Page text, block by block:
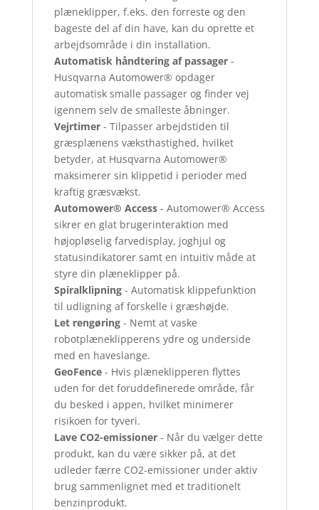
plæneklipper, f.eks. den forreste og den
bageste del af din have, kan du oprette et
arbejdsområde i din installation.
Automatisk håndtering af passager-
Husqvarna Automower® opdager
automatisk smalle passager og finder vej
igennem selv de smalleste åbninger.
Vejrtimer- Tilpasser arbejdstiden til
græsplænens væksthastighed, hvilket
betyder, at Husqvarna Automower®
maksimerer sin klippetid i perioder med
kraftig græsvækst.
Automower® Access- Automower® Access
sikrer en glat brugerinteraktion med
højopløselig farvedisplay, joghjul og
statusindikatorer samt en intuitiv måde at
styre din plæneklipper på.
Spiralklipning- Automatisk klippefunktion
til udligning af forskelle i græshøjde.
Let rengøring- Nemt at vaske
robotplæneklipperens ydre og underside
med en haveslange.
GeoFence- Hvis plæneklipperen flyttes
uden for det foruddefinerede område, får
du besked i appen, hvilket minimerer
risikoen for tyveri.
Lave CO2-emissioner - Når du vælger dette
produkt, kan du være sikker på, at det
udleder færre CO2-emissioner under aktiv
brug sammenlignet med et traditionelt
benzinprodukt.